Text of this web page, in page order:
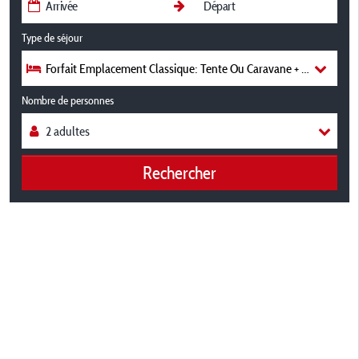
Type de séjour
Forfait Emplacement Classique: Tente Ou Caravane + Voiture
Nombre de personnes
Rechercher